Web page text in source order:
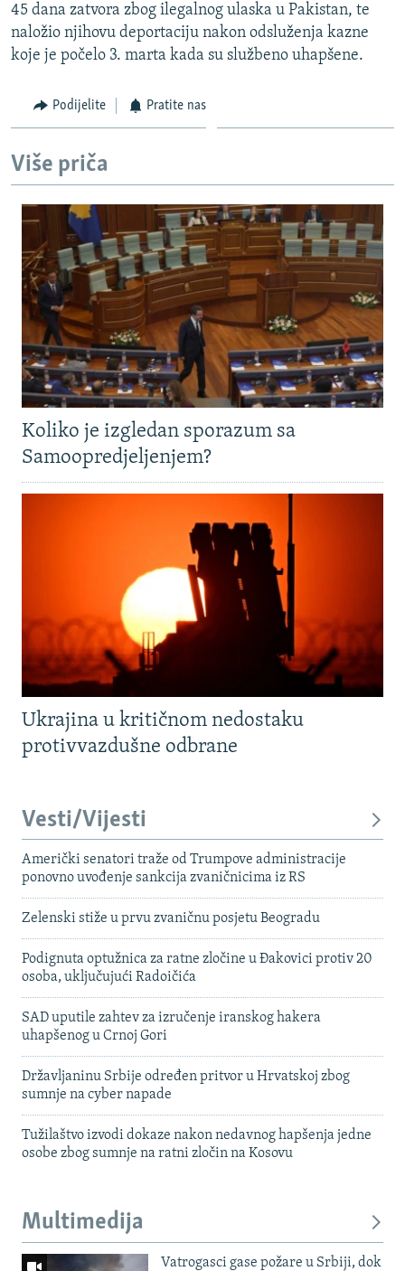
POPLAVE I KLIZIŠTA U BIH 2024.
TV LIBERTY
TRI DECENIJE OD RATA U BIH
SVE KARTE DEJTONA
NASTANAK I RASPAD JUGOSLAVIJE
Sve RFE/RL stranice
45 dana zatvora zbog ilegalnog ulaska u Pakistan, te
naložio njihovu deportaciju nakon odsluženja kazne
koje je počelo 3. marta kada su službeno uhapšene.
Podijelite Pratite nas
Više priča
Koliko je izgledan sporazum sa
Samoopredjeljenjem?
Ukrajina u kritičnom nedostaku
protivvazdušne odbrane
Vesti/Vijesti
Američki senatori traže od Trumpove administracije
ponovno uvođenje sankcija zvaničnicima iz RS
Zelenski stiže u prvu zvaničnu posjetu Beogradu
Podignuta optužnica za ratne zločine u Đakovici protiv 20
osoba, uključujući Radoičića
SAD uputile zahtev za izručenje iranskog hakera
uhapšenog u Crnoj Gori
Državljaninu Srbije određen pritvor u Hrvatskoj zbog
sumnje na cyber napade
Tužilaštvo izvodi dokaze nakon nedavnog hapšenja jedne
osobe zbog sumnje na ratni zločin na Kosovu
Multimedija
Vatrogasci gase požare u Srbiji, dok